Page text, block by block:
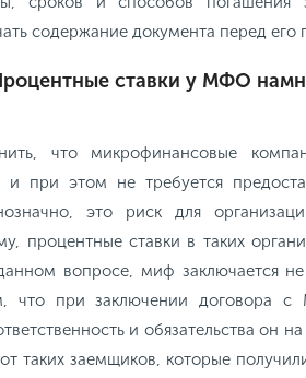
содержание документа перед его
ставки у МФО
что микрофинансовые
и при этом не требуется
это риск для
процентные ставки в таких
вопросе, миф заключается
что при заключении договора с
и обязательства он
таких заемщиков, которые